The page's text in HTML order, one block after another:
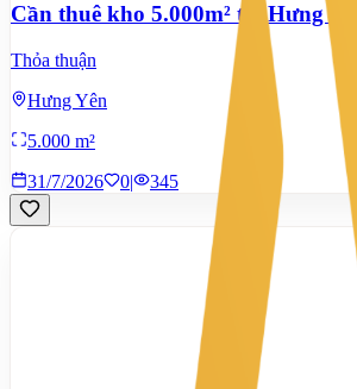
Cần thuê kho 5.000m² tại Hưng Yên
Thỏa thuận
Hưng Yên
5.000 m²
31/7/2026
0| 345